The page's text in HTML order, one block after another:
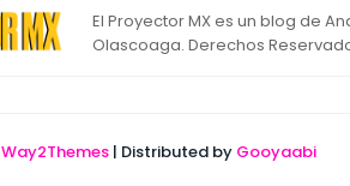
El Proyector MX es un blog de
Olascoaga. Derechos
Way2Themes | Distributed by Gooyaabi